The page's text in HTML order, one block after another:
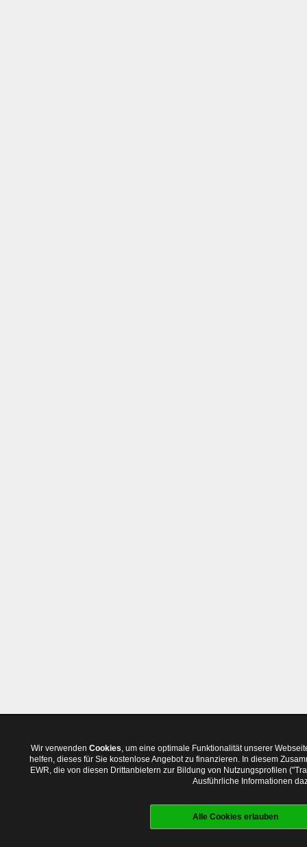
Wir verwenden Cookies, um eine optimale Funktionalität unserer
helfen, dieses für Sie kostenlose Angebot zu finanzieren. In diesem
EWR, die von diesen Drittanbietern zur Bildung von Nutzungsprofilen
Ausführliche Informationen
Alle Cookies erlauben